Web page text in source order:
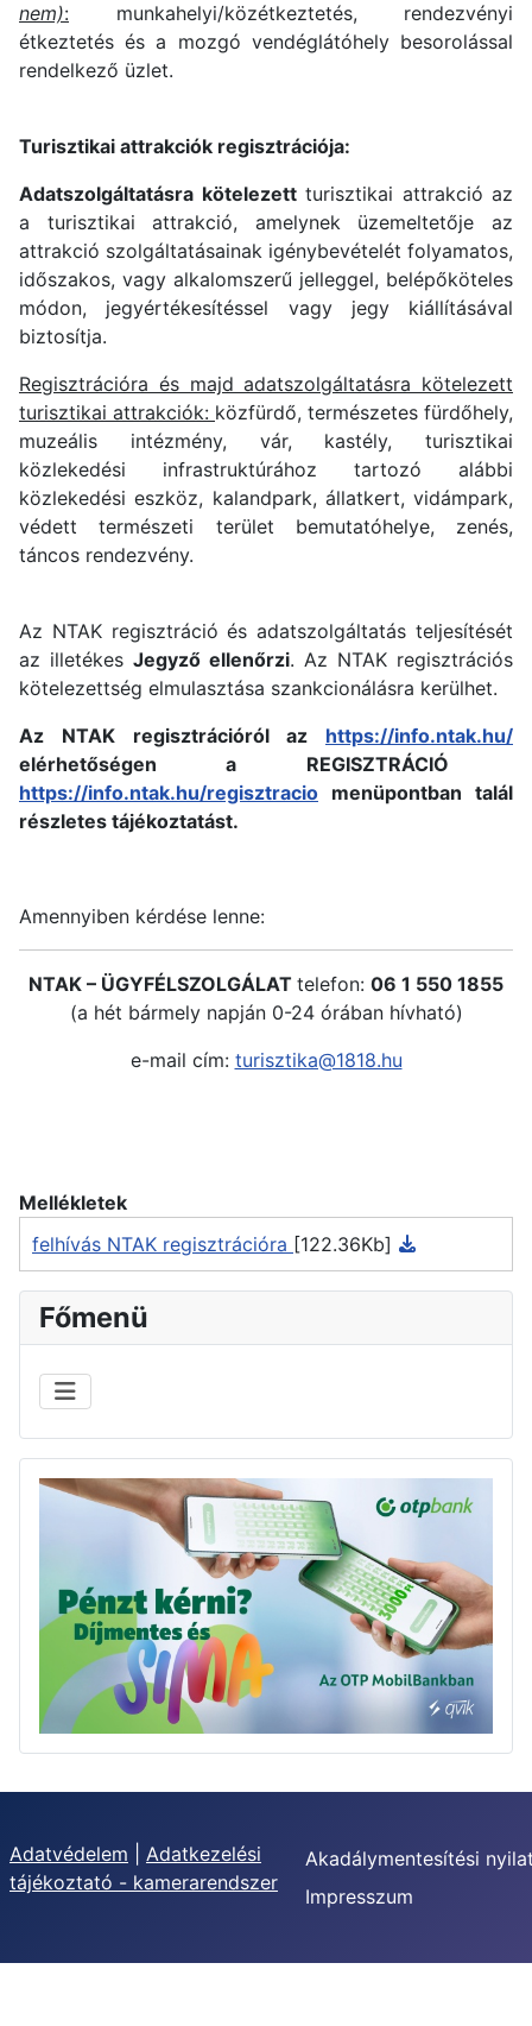
Főmenü
nem): munkahelyi/közétkeztetés, rendezvényi
étkeztetés és a mozgó vendéglátóhely besorolással
rendelkező üzlet.
Turisztikai attrakciók regisztrációja:
Adatszolgáltatásra kötelezettturisztikai attrakció az
a turisztikai attrakció, amelynek üzemeltetője az
attrakció szolgáltatásainak igénybevételét folyamatos,
időszakos, vagy alkalomszerű jelleggel, belépőköteles
módon, jegyértékesítéssel vagy jegy kiállításával
biztosítja.
Regisztrációra és majd adatszolgáltatásra kötelezett
turisztikai attrakciók: közfürdő, természetes fürdőhely,
muzeális intézmény, vár, kastély, turisztikai
közlekedési infrastruktúrához tartozó alábbi
közlekedési eszköz, kalandpark, állatkert, vidámpark,
védett természeti terület bemutatóhelye, zenés,
táncos rendezvény.
Az NTAK regisztráció és adatszolgáltatás teljesítését
az illetékes Jegyző ellenőrzi. Az NTAK regisztrációs
kötelezettség elmulasztása szankcionálásra kerülhet.
Az NTAK regisztrációról az https://info.ntak.hu/
elérhetőségen a REGISZTRÁCIÓ
https://info.ntak.hu/regisztracio menüpontban talál
részletes tájékoztatást.
Amennyiben kérdése lenne:
NTAK – ÜGYFÉLSZOLGÁLAT telefon: 06 1 550 1855
(a hét bármely napján 0-24 órában hívható)
e-mail cím: turisztika@1818.hu
Mellékletek
felhívás NTAK regisztrációra [122.36Kb]
Adatvédelem
Adatkezelési
tájékoztató - kamerarendszer
Akadálymentesítési
Impresszum